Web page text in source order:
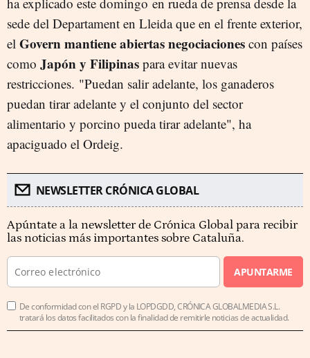
sede del Departament en Lleida que en el frente exterior,
el Governmantiene abiertas negociaciones con países
como Japón y Filipinas para evitar nuevas
restricciones. "Puedan salir adelante, los ganaderos
puedan tirar adelante y el conjunto del sector
alimentario y porcino pueda tirar adelante", ha
apaciguado el Ordeig.
NEWSLETTER CRÓNICA GLOBAL
Apúntate a la newsletter de Crónica Global para recibir
las noticias más importantes sobre Cataluña.
APUNTARME
De conformidad con el RGPD y la LOPDGDD, CRÓNICA GLOBALMEDIA S.L.
tratará los datos facilitados con la finalidad de remitirle noticias de actualidad.